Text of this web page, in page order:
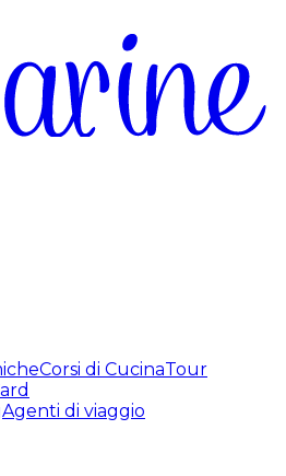
Corsi di CucinaTour
Agenti di viaggio